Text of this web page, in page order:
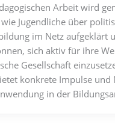
Arbeit wird
Jugendliche über
im Netz aufgeklärt
sich aktiv für ihre
Gesellschaft
konkrete Impulse und
in der